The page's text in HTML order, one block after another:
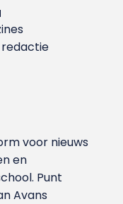
redactie
voor nieuws
en
Punt
Avans